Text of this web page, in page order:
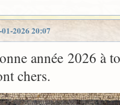
2026 20:07
année 2026 à
chers.